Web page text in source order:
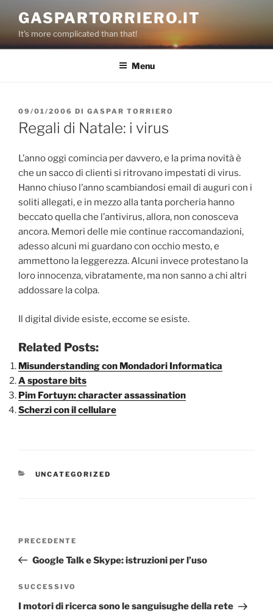
contenuto
GASPARTORRIERO.IT
It's more complicated than that!
Menu
PUBBLICATO
IL
09/01/2006 DI GASPAR TORRIERO
Regali di Natale: i virus
L’anno oggi comincia per davvero, e la prima novità è
che un sacco di clienti si ritrovano impestati di virus.
Hanno chiuso l’anno scambiandosi email di auguri con i
soliti allegati, e in mezzo alla tanta porcheria hanno
beccato quella che l’antivirus, allora, non conosceva
ancora. Memori delle mie continue raccomandazioni,
adesso alcuni mi guardano con occhio mesto, e
ammettono la leggerezza. Alcuni invece protestano la
loro innocenza, vibratamente, ma non sanno a chi altri
addossare la colpa.
Il digital divide esiste, eccome se esiste.
Related Posts:
Misunderstanding con Mondadori Informatica
A spostare bits
Pim Fortuyn: character assassination
Scherzi con il cellulare
CATEGORIE
UNCATEGORIZED
Articolo
precedente:
PRECEDENTE
Google Talk e Skype: istruzioni per l’uso
Articolo
successivo
SUCCESSIVO
I motori di ricerca sono le sanguisughe della rete